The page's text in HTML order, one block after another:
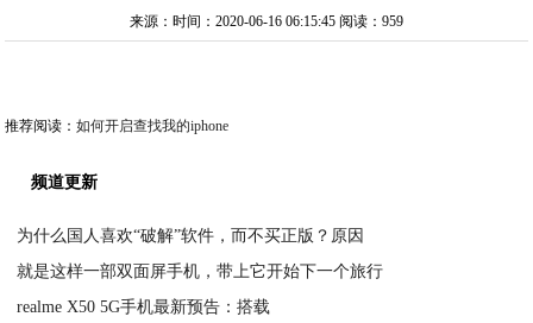
来源：时间：2020-06-16 06:15:45 阅读：959
推荐阅读：如何开启查找我的iphone
频道更新
为什么国人喜欢“破解”软件，而不买正版？原因
就是这样一部双面屏手机，带上它开始下一个旅行
realme X50 5G手机最新预告：搭载